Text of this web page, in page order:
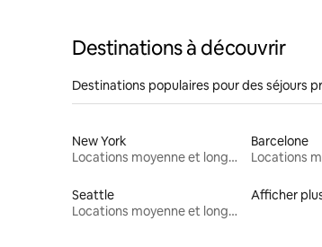
Destinations à découvrir
Destinations populaires pour des séjours
New York
Locations moyenne et longue durée
Barcelone
Seattle
Locations moyenne et longue durée
Afficher